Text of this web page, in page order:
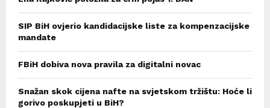
SIP BiH ovjerio kandidacijske liste za kompenzacijske
mandate
FBiH dobiva nova pravila za digitalni novac
Snažan skok cijena nafte na svjetskom tržištu: Hoće li
gorivo poskupjeti u BiH?